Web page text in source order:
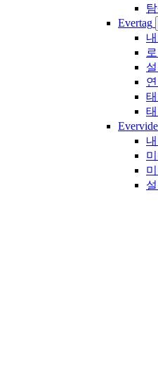
Evertag